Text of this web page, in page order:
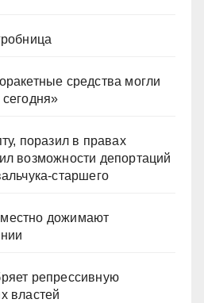
средства могли
поразил в правах
возможности депортаций
старшего
дожимают
репрессивную
властей